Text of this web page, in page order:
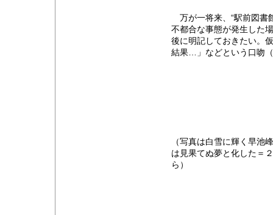
万が一将来、“駅前図書
不都合な事態が発生した
後に明記しておきたい。
結果…」などという口吻
（写真は白雪に輝く早池
は見果てぬ夢と化した＝
ら）